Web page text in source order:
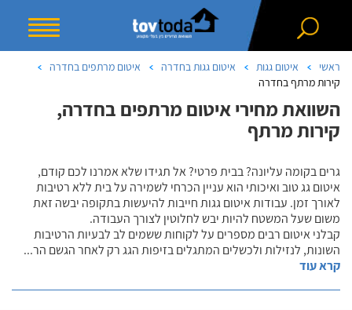
ראשי איטום גגות איטום גגות בחדרה
איטום מרתפים בחדרה
קירות מרתף בחדרה
השוואת מחירי איטום מרתפים בחדרה,
קירות מרתף
גרים בקומה עליונה? בבית פרטי? אל תגידו שלא אמרנו לכם קודם,
איטום גג טוב ואיכותי הוא עניין הכרחי לשמירה על בית ללא רטיבות
לאורך זמן. עבודות איטום גגות חייבות להיעשות בתקופה יבשה זאת
משום שעל המשטח להיות יבש לחלוטין לצורך העבודה.
קבלני איטום רבים מספרים על לקוחות ששמים לב לבעיות הרטיבות
השונות, לנזילות ולכשלים המתגלים בזיפות הגג רק לאחר הגשם הר...
קרא עוד